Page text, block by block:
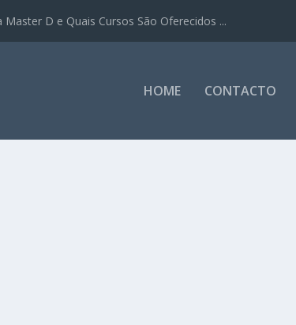
Master D e Quais Cursos São Oferecidos ...
HOME CONTACTO